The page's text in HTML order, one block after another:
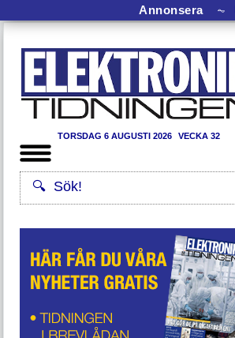
Annonsera ⏦
TORSDAG 6 AUGUSTI 2026 VECKA 32